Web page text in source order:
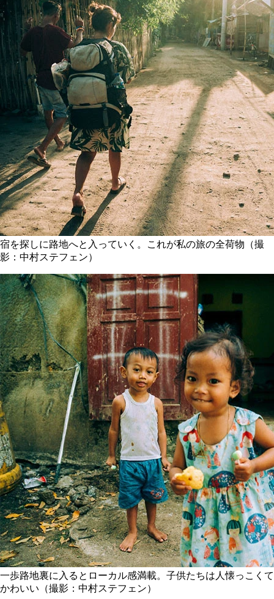
宿を探しに路地へと入っていく。これが私の旅の全荷物（撮
影：中村ステフェン）
一歩路地裏に入るとローカル感満載。子供たちは人懐っこくて
かわいい（撮影：中村ステフェン）